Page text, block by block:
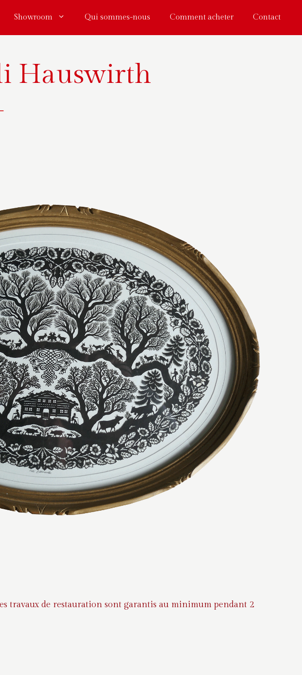
Showroom Qui sommes-nous Comment acheter Contact
Hauswirth
travaux de restauration sont garantis au minimum pendant 2